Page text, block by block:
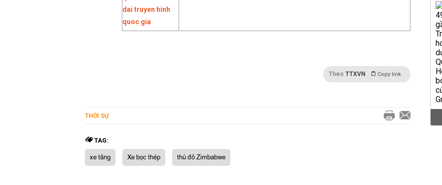
Theo TTXVN Copy link
THỜI SỰ
TAG:
xe tăng Xe bọc thép thủ đô Zimbabwe